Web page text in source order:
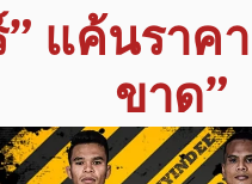
แค้นราค
ขาด”